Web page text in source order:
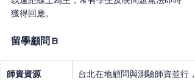
獲得回應。
留學顧問 B
師資資源 台北在地顧問與測驗師資並行